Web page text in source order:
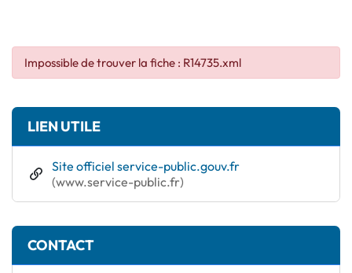
Impossible de trouver la fiche : R14735.xml
Informations complémentaires
LIEN UTILE
Site officiel service-public.gouv.fr
(www.service-public.fr)
(ouverture dans un nouvel onglet)
CONTACT